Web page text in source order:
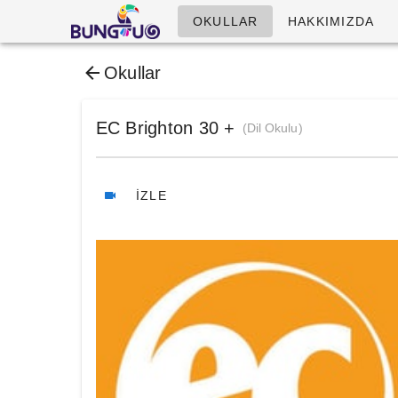
OKULLAR HAKKIMIZDA
Okullar
EC Brighton 30 + (Dil Okulu)
İZLE